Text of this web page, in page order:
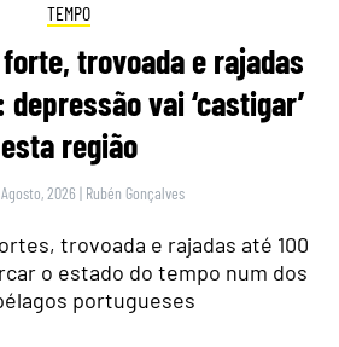
TEMPO
trovoada e rajadas
vai ‘castigar’
esta região
2026 | Rubén Gonçalves
trovoada e rajadas até 100
o estado do tempo num dos
portugueses